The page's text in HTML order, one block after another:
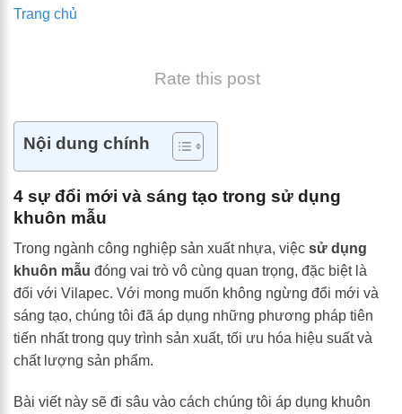
Trang chủ
Rate this post
Nội dung chính
4 sự đổi mới và sáng tạo trong sử dụng
khuôn mẫu
Trong ngành công nghiệp sản xuất nhựa, việc sử dụng
khuôn mẫu đóng vai trò vô cùng quan trọng, đặc biệt là
đối với Vilapec. Với mong muốn không ngừng đổi mới và
sáng tạo, chúng tôi đã áp dụng những phương pháp tiên
tiến nhất trong quy trình sản xuất, tối ưu hóa hiệu suất và
chất lượng sản phẩm.
Bài viết này sẽ đi sâu vào cách chúng tôi áp dụng khuôn